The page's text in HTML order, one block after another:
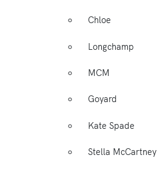
Chloe
Longchamp
MCM
Goyard
Kate Spade
Stella McCartney